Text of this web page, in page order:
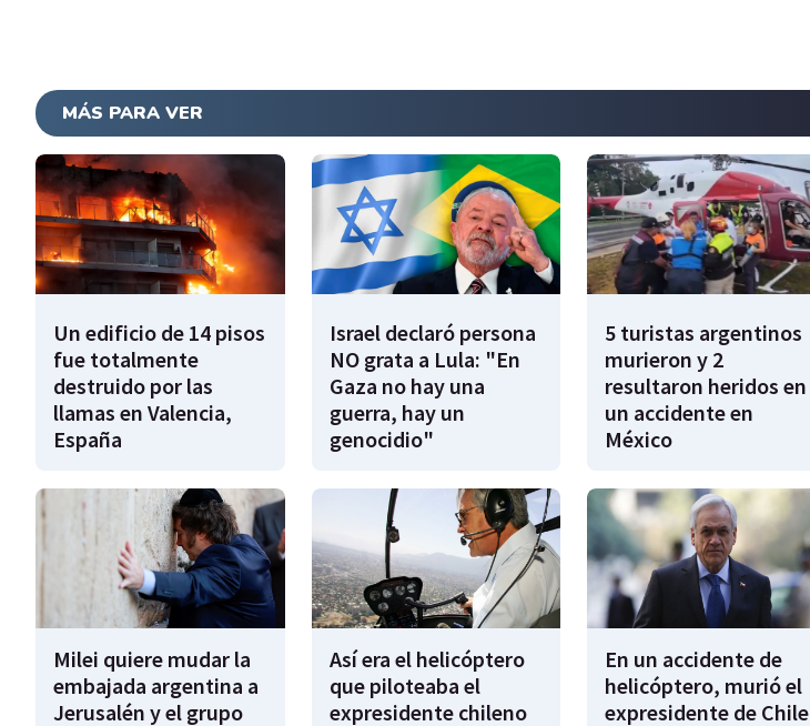
MÁS PARA VER
Un edificio de 14 pisos
fue totalmente
destruido por las
llamas en Valencia,
España
Israel declaró persona
NO grata a Lula: "En
Gaza no hay una
guerra, hay un
genocidio"
5 turistas argentinos
murieron y 2
resultaron heridos en
un accidente en
México
Milei quiere mudar la
embajada argentina a
Jerusalén y el grupo
Así era el helicóptero
que piloteaba el
expresidente chileno
En un accidente de
helicóptero, murió el
expresidente de Chile